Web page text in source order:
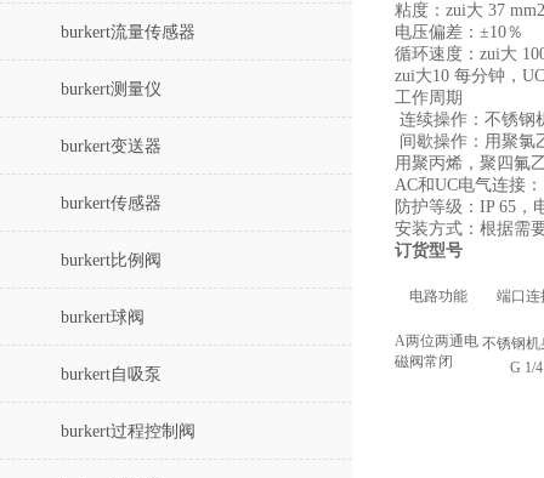
burkert流量传感器
burkert测量仪
burkert变送器
burkert传感器
burkert比例阀
burkert球阀
burkert自吸泵
burkert过程控制阀
粘度：zui大 37
电压偏差：±10％
循环速度：zui大
zui大10 每分钟，UC
工作周期
连续操作：不锈钢
间歇操作：用聚氯
用聚丙烯，聚四氟
AC和UC电气连接
防护等级：IP 65，
安装方式：根据需
订货型号
电路功能 端口连
A两位两通电
磁阀常闭
不锈钢机
G 1/4